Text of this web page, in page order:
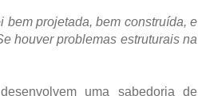
projetada, bem construída, e
houver problemas estruturais na
uma sabedoria de